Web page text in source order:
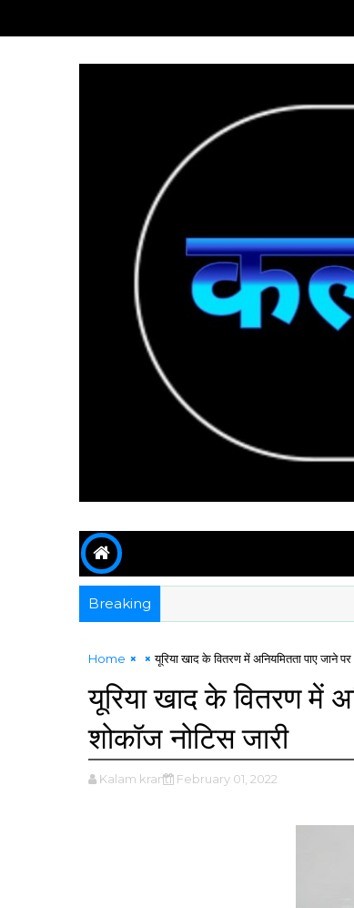
Breaking
Home यूरिया खाद के वितरण में अनियमितता पाए जाने
यूरिया खाद के वितरण में
शोकॉज नोटिस जारी
Kalam kranti February 01, 2022